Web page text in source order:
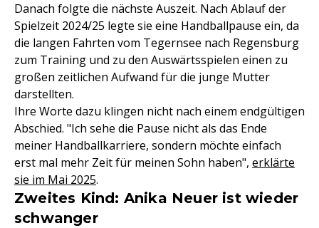
Danach folgte die nächste Auszeit. Nach Ablauf der
Spielzeit 2024/25 legte sie eine Handballpause ein, da
die langen Fahrten vom Tegernsee nach Regensburg
zum Training und zu den Auswärtsspielen einen zu
großen zeitlichen Aufwand für die junge Mutter
darstellten.
Ihre Worte dazu klingen nicht nach einem endgültigen
Abschied. "Ich sehe die Pause nicht als das Ende
meiner Handballkarriere, sondern möchte einfach
erst mal mehr Zeit für meinen Sohn haben", erklärte
sie im Mai 2025.
Zweites Kind: Anika Neuer ist wieder
schwanger